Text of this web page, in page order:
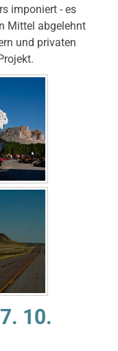
imponiert - es
Mittel abgelehnt
und privaten
10.